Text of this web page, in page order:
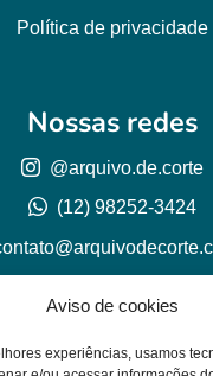
Aviso de cookies
experiências, usamos
Política de privacidade
Nossas redes
@arquivo.de.corte
(12) 98252-3424